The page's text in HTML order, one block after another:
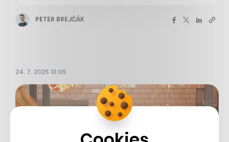
PETER BREJČÁK
24. 7. 2025 13:05